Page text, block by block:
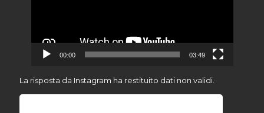
00:00 03:49
La risposta da Instagram ha restituito dati non validi.